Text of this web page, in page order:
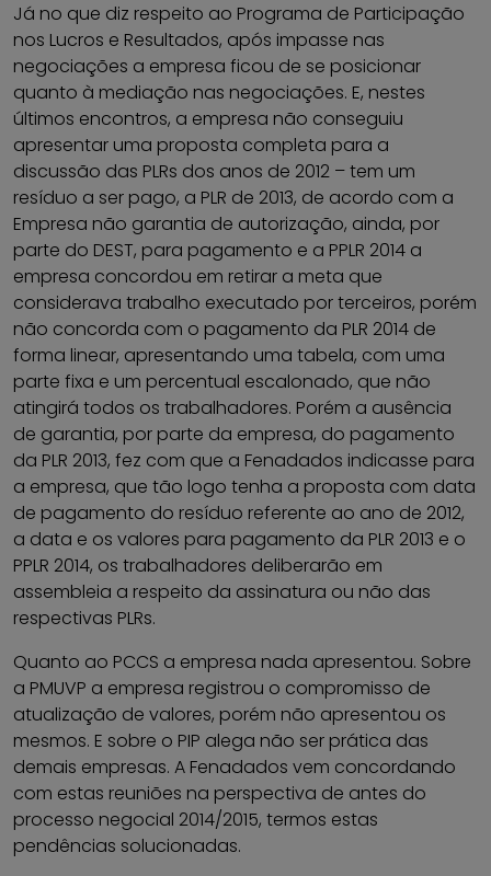
Já no que diz respeito ao Programa de Participação
nos Lucros e Resultados, após impasse nas
negociações a empresa ficou de se posicionar
quanto à mediação nas negociações. E, nestes
últimos encontros, a empresa não conseguiu
apresentar uma proposta completa para a
discussão das PLRs dos anos de 2012 – tem um
resíduo a ser pago, a PLR de 2013, de acordo com a
Empresa não garantia de autorização, ainda, por
parte do DEST, para pagamento e a PPLR 2014 a
empresa concordou em retirar a meta que
considerava trabalho executado por terceiros, porém
não concorda com o pagamento da PLR 2014 de
forma linear, apresentando uma tabela, com uma
parte fixa e um percentual escalonado, que não
atingirá todos os trabalhadores. Porém a ausência
de garantia, por parte da empresa, do pagamento
da PLR 2013, fez com que a Fenadados indicasse para
a empresa, que tão logo tenha a proposta com data
de pagamento do resíduo referente ao ano de 2012,
a data e os valores para pagamento da PLR 2013 e o
PPLR 2014, os trabalhadores deliberarão em
assembleia a respeito da assinatura ou não das
respectivas PLRs.
Quanto ao PCCS a empresa nada apresentou. Sobre
a PMUVP a empresa registrou o compromisso de
atualização de valores, porém não apresentou os
mesmos. E sobre o PIP alega não ser prática das
demais empresas. A Fenadados vem concordando
com estas reuniões na perspectiva de antes do
processo negocial 2014/2015, termos estas
pendências solucionadas.